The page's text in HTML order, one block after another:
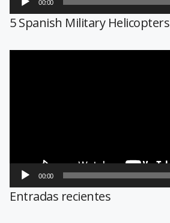
00:00
5 Spanish Military Helicopters
00:00
Entradas recientes